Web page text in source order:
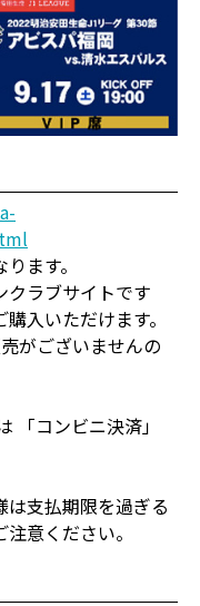
ます。
ラブサイトです
入いただけます。
がございませんの
「コンビニ決済」
支払期限を過ぎる
意ください。